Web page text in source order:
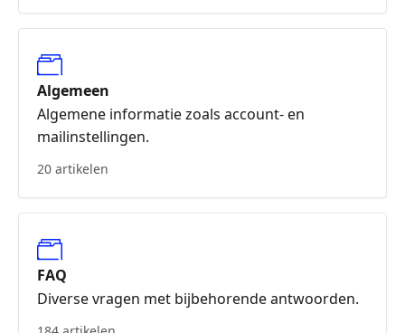
Algemeen
Algemene informatie zoals account- en
mailinstellingen.
20 artikelen
FAQ
Diverse vragen met bijbehorende antwoorden.